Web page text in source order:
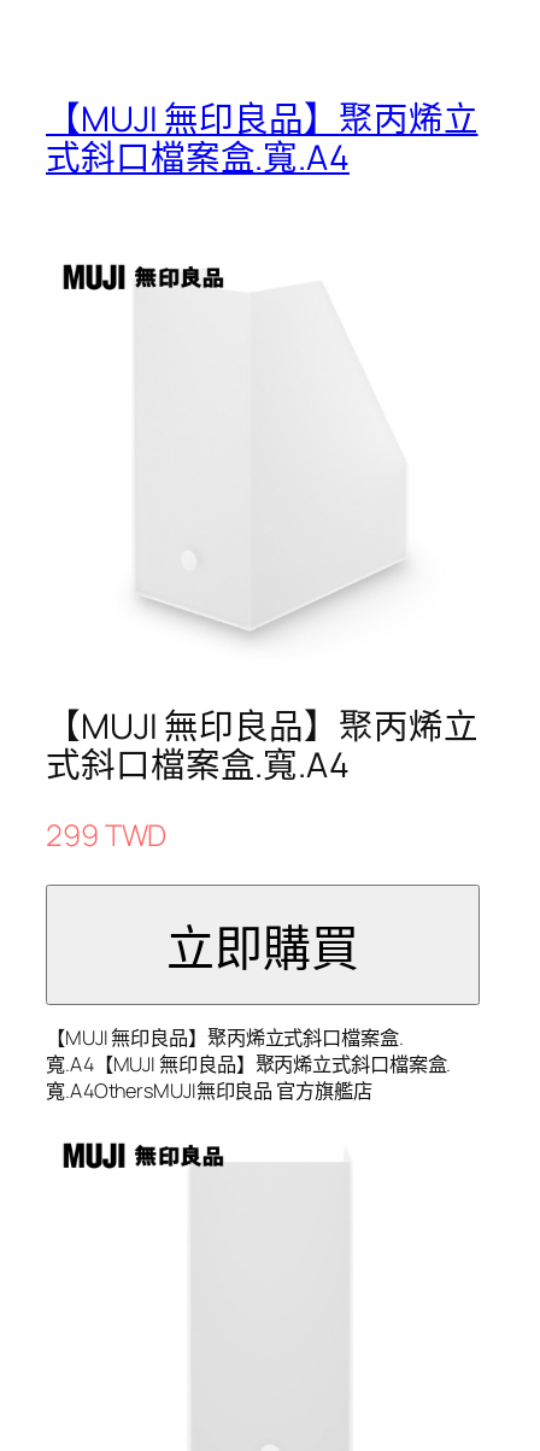
【MUJI 無印良品】聚丙烯立
式斜口檔案盒.寬.A4
【MUJI 無印良品】聚丙烯立
式斜口檔案盒.寬.A4
299 TWD
【MUJI 無印良品】聚丙烯立式斜口檔案盒.
寬.A4【MUJI 無印良品】聚丙烯立式斜口檔案盒.
寬.A4OthersMUJI無印良品 官方旗艦店